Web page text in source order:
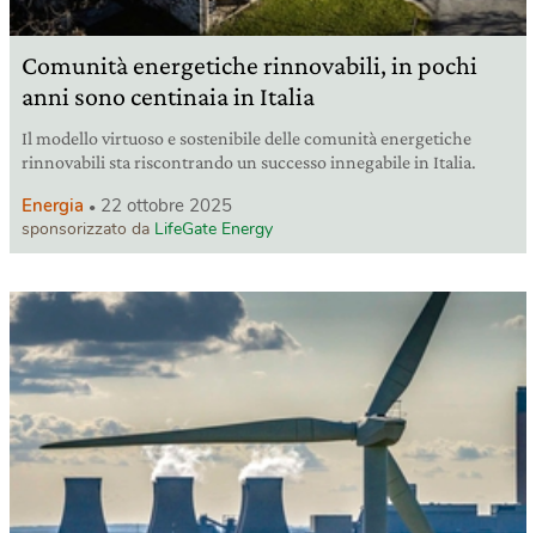
Comunità energetiche rinnovabili, in pochi
anni sono centinaia in Italia
Il modello virtuoso e sostenibile delle comunità energetiche
rinnovabili sta riscontrando un successo innegabile in Italia.
Energia 22 ottobre 2025
sponsorizzato da LifeGate Energy